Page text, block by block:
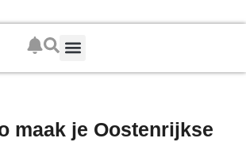
maak je Oostenrijkse